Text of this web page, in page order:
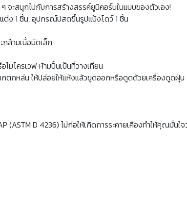
ะสนุกไปกับการสร้างสรรค์ยูนิคอร์นในแบบของตัวเอง!
ง 1 ชิ้น, อุปกรณ์ปสดขึ้นรูปแป้งโดว์ 1 ชิ้น
ล้ามเนื้อมัดเล็ก
ไมโครเวฟ ห้ามปั้นเป็นที่วางเทียน
ตกหล่น ให้ปล่อยให้แห้งแล้วขูดออกหรือดูดด้วยเครื่องดูดฝุ่น
D 4236) ไม่ก่อให้เกิดการระคายเคืองทำให้คุณมั่นใจ